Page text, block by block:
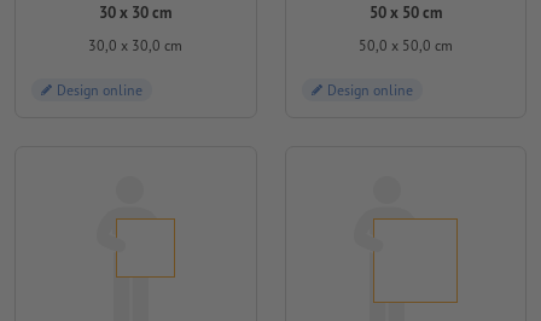
30 x 30 cm
30,0 x 30,0 cm
Design online
50 x 50 cm
50,0 x 50,0 cm
Design online